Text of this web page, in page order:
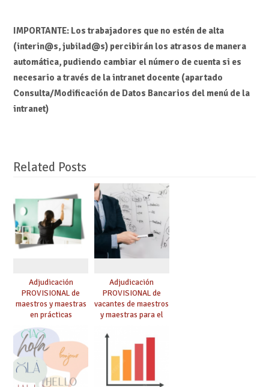
IMPORTANTE: Los trabajadores que no estén de alta
(interin@s, jubilad@s) percibirán los atrasos de manera
automática, pudiendo cambiar el número de cuenta si es
necesario a través de la intranet docente (apartado
Consulta/Modificación de Datos Bancarios del menú de la
intranet)
Related Posts
Adjudicación
PROVISIONAL de
maestros y maestras
en prácticas
Adjudicación
PROVISIONAL de
vacantes de maestros
y maestras para el